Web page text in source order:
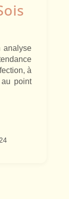
analyse
à
point